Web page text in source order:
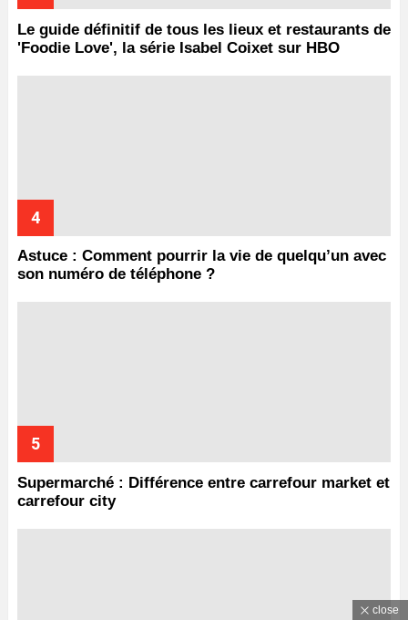
Le guide définitif de tous les lieux et restaurants de
'Foodie Love', la série Isabel Coixet sur HBO
Astuce : Comment pourrir la vie de quelqu’un avec
son numéro de téléphone ?
Supermarché : Différence entre carrefour market et
carrefour city
close